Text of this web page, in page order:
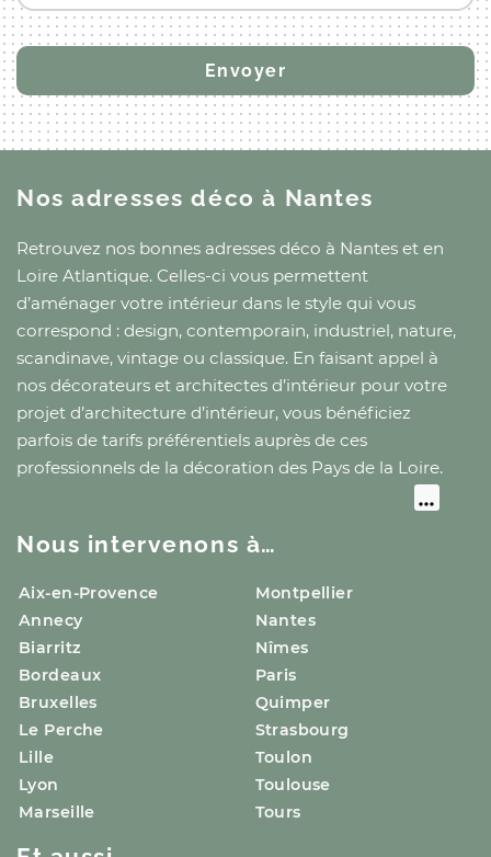
Nos adresses décoà Nantes
Retrouvez nos bonnes adresses déco à Nantes et en
Loire Atlantique. Celles-ci vous permettent
d’aménager votre intérieur dans le style qui vous
correspond : design, contemporain, industriel, nature,
scandinave, vintage ou classique. En faisant appel à
nos décorateurs et architectes d’intérieur pour votre
projet d’architecture d’intérieur, vous bénéficiez
parfois de tarifs préférentiels auprès de ces
professionnels de la décoration des Pays de la Loire.
Nous intervenons à…
Aix-en-Provence
Annecy
Biarritz
Bordeaux
Bruxelles
Le Perche
Lille
Lyon
Marseille
Montpellier
Nantes
Nîmes
Paris
Quimper
Strasbourg
Toulon
Toulouse
Tours